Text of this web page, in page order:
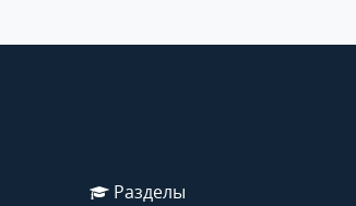
Разделы